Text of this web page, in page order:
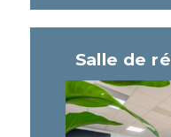
Salle de